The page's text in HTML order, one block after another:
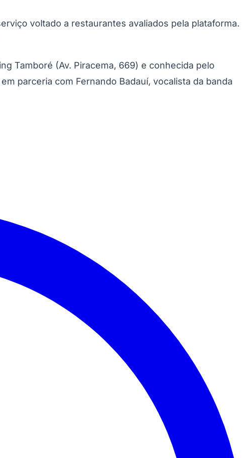
Palmeiras
voltado a restaurantes avaliados pela plataforma.
Tamboré (Av. Piracema, 669) e conhecida pelo
parceria com Fernando Badauí, vocalista da banda